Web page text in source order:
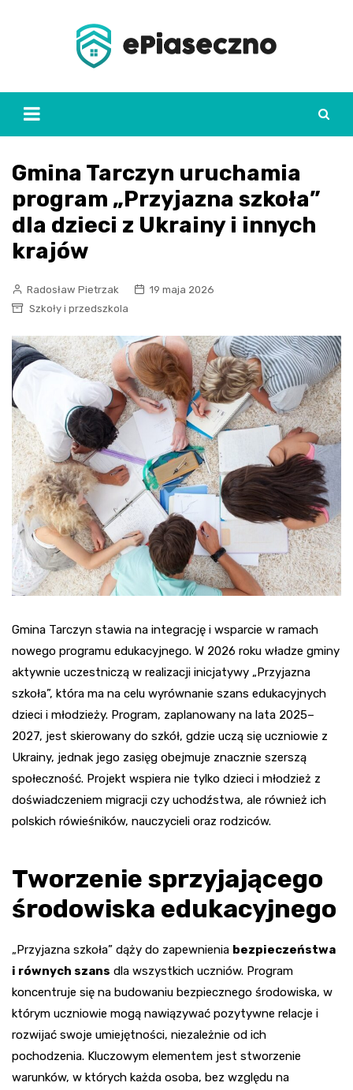
Gmina Tarczyn uruchamia
program „Przyjazna szkoła”
dla dzieci z Ukrainy i innych
krajów
Radosław Pietrzak
19 maja 2026
Szkoły i przedszkola
Gmina Tarczyn stawia na integrację i wsparcie w ramach
nowego programu edukacyjnego. W 2026 roku władze gminy
aktywnie uczestniczą w realizacji inicjatywy „Przyjazna
szkoła”, która ma na celu wyrównanie szans edukacyjnych
dzieci i młodzieży. Program, zaplanowany na lata 2025–
2027, jest skierowany do szkół, gdzie uczą się uczniowie z
Ukrainy, jednak jego zasięg obejmuje znacznie szerszą
społeczność. Projekt wspiera nie tylko dzieci i młodzież z
doświadczeniem migracji czy uchodźstwa, ale również ich
polskich rówieśników, nauczycieli oraz rodziców.
Tworzenie sprzyjającego
środowiska edukacyjnego
„Przyjazna szkoła” dąży do zapewnienia bezpieczeństwa
i równych szans dla wszystkich uczniów. Program
koncentruje się na budowaniu bezpiecznego środowiska, w
którym uczniowie mogą nawiązywać pozytywne relacje i
rozwijać swoje umiejętności, niezależnie od ich
pochodzenia. Kluczowym elementem jest stworzenie
warunków, w których każda osoba, bez względu na